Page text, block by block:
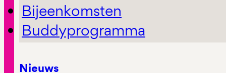
Bijeenkomsten
Buddyprogramma
Nieuws